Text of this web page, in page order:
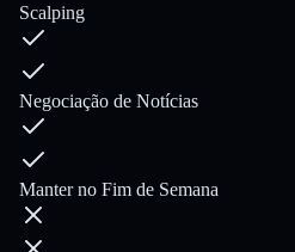
Scalping
Negociação de Notícias
Manter no Fim de Semana